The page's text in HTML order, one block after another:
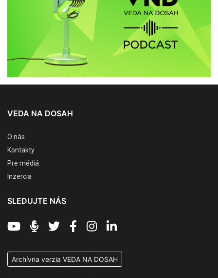
VEDA NA DOSAH
O nás
Kontakty
Pre médiá
Inzercia
SLEDUJTE NÁS
Archívna verzia VEDA NA DOSAH